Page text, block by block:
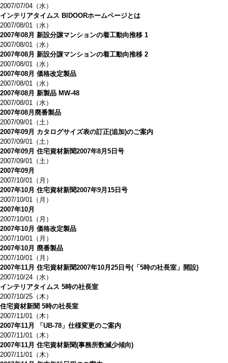
2007/07/04（水）
インテリアタイムス BIDOORホームページとは
2007/08/01（水）
2007年08月 新設分譲マンションの着工動向推移 1
2007/08/01（水）
2007年08月 新設分譲マンションの着工動向推移 2
2007/08/01（水）
2007年08月 価格改定製品
2007/08/01（水）
2007年08月 新製品 MW-48
2007/08/01（水）
2007年08月廃番製品
2007/09/01（土）
2007年09月 カタログサイズ表の訂正(追加)のご案内
2007/09/01（土）
2007年09月 住宅資材新聞2007年8月5日号
2007/09/01（土）
2007年09月
2007/10/01（月）
2007年10月 住宅資材新聞2007年9月15日号
2007/10/01（月）
2007年10月
2007/10/01（月）
2007年10月 価格改定製品
2007/10/01（月）
2007年10月 廃番製品
2007/10/01（月）
2007年11月 住宅資材新聞2007年10月25日号(「5時の社長室」開設)
2007/10/24（水）
インテリアタイムス 5時の社長室
2007/10/25（木）
住宅資材新聞 5時の社長室
2007/11/01（木）
2007年11月 「UB-78」仕様変更のご案内
2007/11/01（木）
2007年11月 住宅資材新聞(事務所数減少傾向)
2007/11/01（木）